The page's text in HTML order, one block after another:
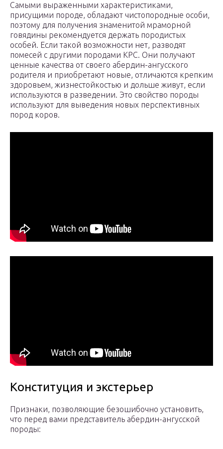
Самыми выраженными характеристиками,
присущими породе, обладают чистопородные особи,
поэтому для получения знаменитой мраморной
говядины рекомендуется держать породистых
особей. Если такой возможности нет, разводят
помесей с другими породами КРС. Они получают
ценные качества от своего абердин-ангусского
родителя и приобретают новые, отличаются крепким
здоровьем, жизнестойкостью и дольше живут, если
используются в разведении. Это свойство породы
используют для выведения новых перспективных
пород коров.
Конституция и экстерьер
Признаки, позволяющие безошибочно установить,
что перед вами представитель абердин-ангусской
породы: